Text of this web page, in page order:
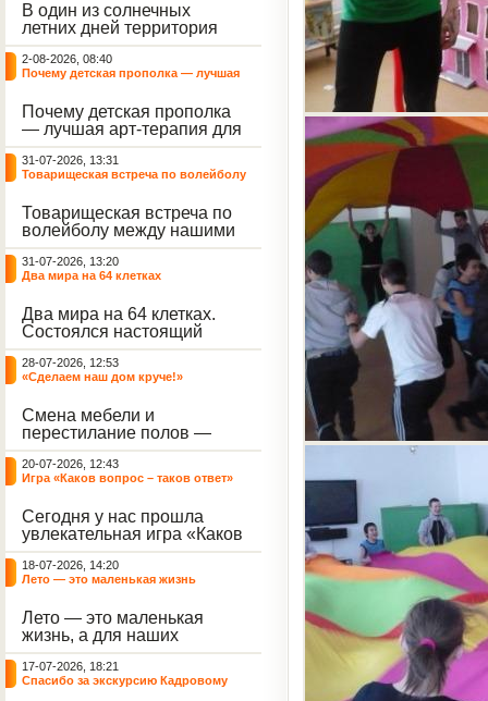
духотища не испортили
нам игровую программу
под названием «Лето.
Солнце. Жара», а
наоборот стали
источником для отличного
настроения.
В один из солнечных
летних дней территория
нашего Центра
превратилась в настоящую
картинную галерею под
Воспитанники с азартом
взялись за цветные мелки,
чтобы подарить
асфальтированным
дорожкам яркие краски
лета.
2-08-2026, 08:40
Почему детская прополка — лучшая
Почему детская прополка
— лучшая арт-терапия для
воспитателя?
31-07-2026, 13:31
Товарищеская встреча по волейболу
Товарищеская встреча по
волейболу между нашими
воспитанниками и
сельскими ребятами.
31-07-2026, 13:20
Два мира на 64 клетках
Два мира на 64 клетках.
Состоялся настоящий
интеллектуальный
праздник — турнир по
шахматам и шашкам.
небывалый ажиотаж среди
воспитанников, превратив
тихие залы центра в арену
напряжённых поединков,
громких аплодисментов и
жарких обсуждений.
28-07-2026, 12:53
«Сделаем наш дом круче!»
Смена мебели и
перестилание полов —
дело рук профессионалов.
А вот создание настоящего
домашнего уюта — задача
этой неделе ребята взяли
инициативу в свои руки и
устроили масштабную
генеральную уборку
жилого корпуса.
20-07-2026, 12:43
Игра «Каков вопрос – таков ответ»
Сегодня у нас прошла
увлекательная игра «Каков
вопрос – таков ответ»,
которая собрала самых
любознательных
игры выступил наш
воспитанник - Константин
Н., который по праву носит
звание самого читающего
и эрудированного
18-07-2026, 14:20
Лето — это маленькая жизнь
Лето — это маленькая
жизнь, а для наших
воспитанниц оно
наполнено открытиями. В
один из теплых дней мы
17-07-2026, 18:21
Спасибо за экскурсию Кадровому